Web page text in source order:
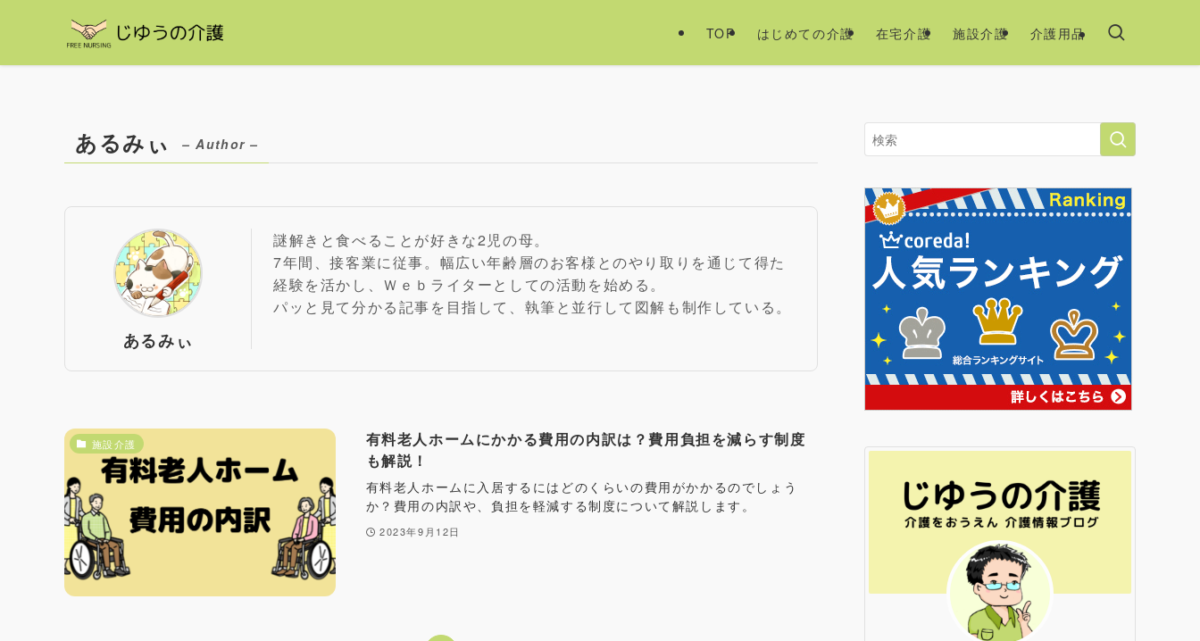
TOP はじめての介護 在宅介護 施設介護 介護用品
あるみぃ – Author –
あるみぃ
謎解きと食べることが好きな2児の母。
7年間、接客業に従事。幅広い年齢層のお客様とのやり取りを通じて得た
経験を活かし、Ｗｅｂライターとしての活動を始める。
パッと見て分かる記事を目指して、執筆と並行して図解も制作している。
施設介護
有料老人ホームにかかる費用の内訳は？費用負担を減らす制度
も解説！
有料老人ホームに入居するにはどのくらいの費用がかかるのでしょう
か？費用の内訳や、負担を軽減する制度について解説します。
2023年9月12日